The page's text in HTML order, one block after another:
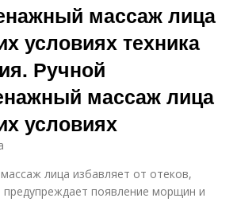
массаж лица
условиях техника
Ручной
массаж лица
условиях
лица избавляет от отеков,
предупреждает появление морщин и